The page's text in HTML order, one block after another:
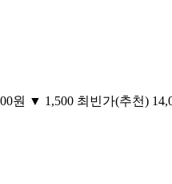
원 ▼ 1,500 최빈가(추천)